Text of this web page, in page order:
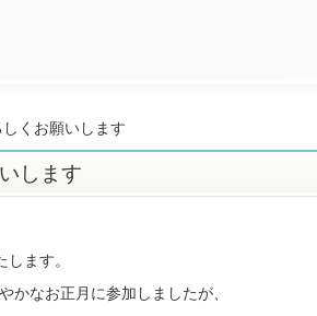
くお願いします
します
ます。
かなお正月に参加しましたが、